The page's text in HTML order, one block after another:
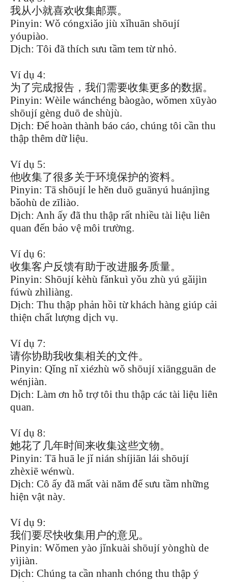
我从小就喜欢收集邮票。
Pinyin: Wǒ cóngxiǎo jiù xǐhuān shōují
yóupiào.
Dịch: Tôi đã thích sưu tầm tem từ nhỏ.
Ví dụ 4:
为了完成报告，我们需要收集更多的数据。
Pinyin: Wèile wánchéng bàogào, wǒmen xūyào
shōují gèng duō de shùjù.
Dịch: Để hoàn thành báo cáo, chúng tôi cần thu
thập thêm dữ liệu.
Ví dụ 5:
他收集了很多关于环境保护的资料。
Pinyin: Tā shōují le hěn duō guānyú huánjìng
bǎohù de zīliào.
Dịch: Anh ấy đã thu thập rất nhiều tài liệu liên
quan đến bảo vệ môi trường.
Ví dụ 6:
收集客户反馈有助于改进服务质量。
Pinyin: Shōují kèhù fǎnkuì yǒu zhù yú gǎijìn
fúwù zhìliàng.
Dịch: Thu thập phản hồi từ khách hàng giúp cải
thiện chất lượng dịch vụ.
Ví dụ 7:
请你协助我收集相关的文件。
Pinyin: Qǐng nǐ xiézhù wǒ shōují xiāngguān de
wénjiàn.
Dịch: Làm ơn hỗ trợ tôi thu thập các tài liệu liên
quan.
Ví dụ 8:
她花了几年时间来收集这些文物。
Pinyin: Tā huā le jǐ nián shíjiān lái shōují
zhèxiē wénwù.
Dịch: Cô ấy đã mất vài năm để sưu tầm những
hiện vật này.
Ví dụ 9:
我们要尽快收集用户的意见。
Pinyin: Wǒmen yào jǐnkuài shōují yònghù de
yìjiàn.
Dịch: Chúng ta cần nhanh chóng thu thập ý